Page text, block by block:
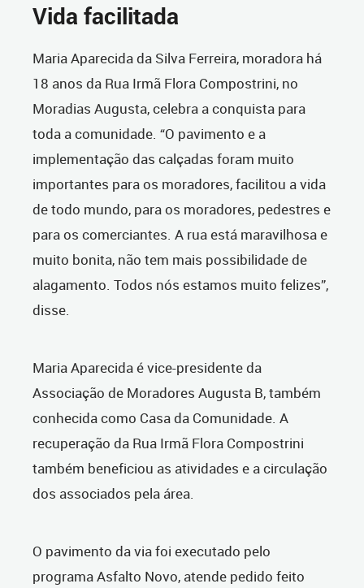
Vida facilitada
Maria Aparecida da Silva Ferreira, moradora há
18 anos da Rua Irmã Flora Compostrini, no
Moradias Augusta, celebra a conquista para
toda a comunidade. “O pavimento e a
implementação das calçadas foram muito
importantes para os moradores, facilitou a vida
de todo mundo, para os moradores, pedestres e
para os comerciantes. A rua está maravilhosa e
muito bonita, não tem mais possibilidade de
alagamento. Todos nós estamos muito felizes”,
disse.
Maria Aparecida é vice-presidente da
Associação de Moradores Augusta B, também
conhecida como Casa da Comunidade. A
recuperação da Rua Irmã Flora Compostrini
também beneficiou as atividades e a circulação
dos associados pela área.
O pavimento da via foi executado pelo
programa Asfalto Novo, atende pedido feito